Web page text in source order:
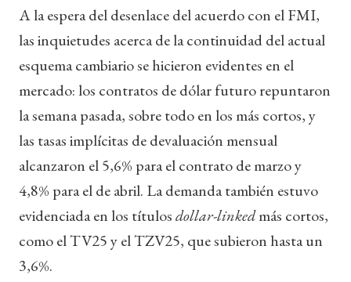
A la espera del desenlace del acuerdo con el FMI,
las inquietudes acerca de la continuidad del actual
esquema cambiario se hicieron evidentes en el
mercado: los contratos de dólar futuro repuntaron
la semana pasada, sobre todo en los más cortos, y
las tasas implícitas de devaluación mensual
alcanzaron el 5,6% para el contrato de marzo y
4,8% para el de abril. La demanda también estuvo
evidenciada en los títulosdollar-linkedmás cortos,
como el TV25 y el TZV25, que subieron hasta un
3,6%.